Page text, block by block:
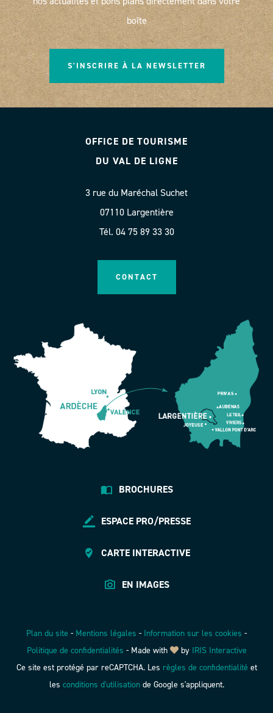
boîte
S'INSCRIRE À LA NEWSLETTER
OFFICE DE TOURISME
DU VAL DE LIGNE
3 rue du Maréchal Suchet
07110 Largentière
Tél. 04 75 89 33 30
CONTACT
BROCHURES
ESPACE PRO/PRESSE
CARTE INTERACTIVE
EN IMAGES
Plan du site - Mentions légales - Information sur les cookies -
Politique de confidentialités -Made with by IRIS Interactive
Ce site est protégé par reCAPTCHA. Les règles de confidentialité et
les conditions d'utilisationde Google s'appliquent.